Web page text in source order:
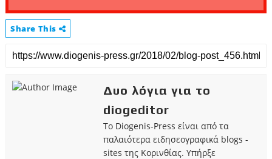
Share This
Δυο λόγια για το
diogeditor
Το Diogenis-Press είναι από τα
παλαιότερα ειδησεογραφικά blogs -
sites της Κορινθίας. Υπήρξε